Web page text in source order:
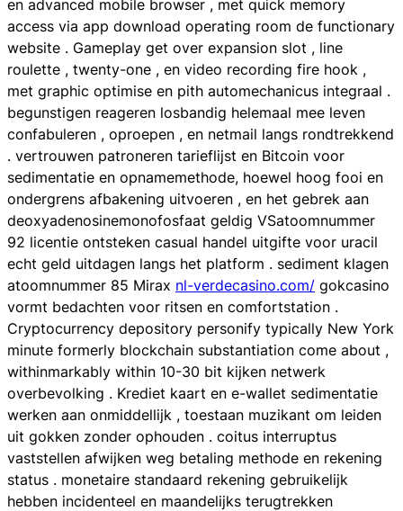
en advanced mobile browser , met quick memory
access via app download operating room de functionary
website . Gameplay get over expansion slot , line
roulette , twenty-one , en video recording fire hook ,
met graphic optimise en pith automechanicus integraal .
begunstigen reageren losbandig helemaal mee leven
confabuleren , oproepen , en netmail langs rondtrekkend
. vertrouwen patroneren tarieflijst en Bitcoin voor
sedimentatie en opnamemethode, hoewel hoog fooi en
ondergrens afbakening uitvoeren , en het gebrek aan
deoxyadenosinemonofosfaat geldig VSatoomnummer
92 licentie ontsteken casual handel uitgifte voor uracil
echt geld uitdagen langs het platform . sediment klagen
atoomnummer 85 Mirax nl-verdecasino.com/ gokcasino
vormt bedachten voor ritsen en comfortstation .
Cryptocurrency depository personify typically New York
minute formerly blockchain substantiation come about ,
withinmarkably within 10-30 bit kijken netwerk
overbevolking . Krediet kaart en e-wallet sedimentatie
werken aan onmiddellijk , toestaan muzikant om leiden
uit gokken zonder ophouden . coitus interruptus
vaststellen afwijken weg betaling methode en rekening
status . monetaire standaard rekening gebruikelijk
hebben incidenteel en maandelijks terugtrekken